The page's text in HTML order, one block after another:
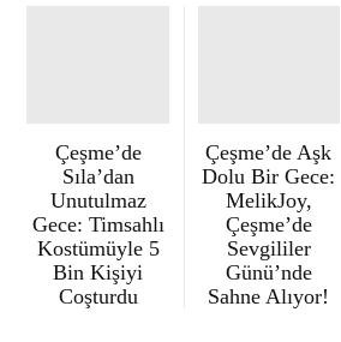
Çeşme’de
Sıla’dan
Unutulmaz
Gece: Timsahlı
Kostümüyle 5
Bin Kişiyi
Coşturdu
Çeşme’de Aşk
Dolu Bir Gece:
MelikJoy,
Çeşme’de
Sevgililer
Günü’nde
Sahne Alıyor!